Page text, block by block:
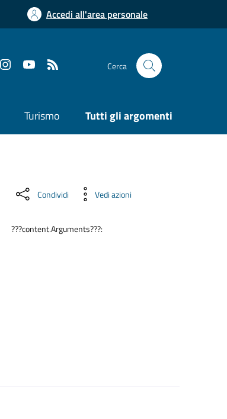
Accedi all'area personale
Cerca
Turismo Tutti gli argomenti
Condividi Vedi azioni
???content.Arguments???: